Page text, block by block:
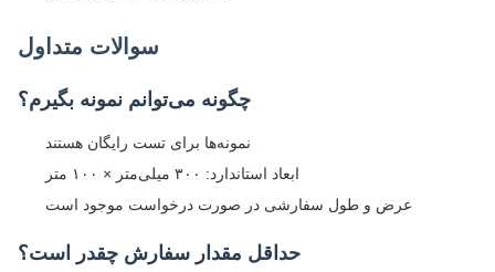
سوالات متداول
چگونه می‌توانم نمونه بگیرم؟
نمونه‌ها برای تست رایگان هستند
ابعاد استاندارد: ۳۰۰ میلی‌متر × ۱۰۰ متر
عرض و طول سفارشی در صورت درخواست موجود است
حداقل مقدار سفارش چقدر است؟